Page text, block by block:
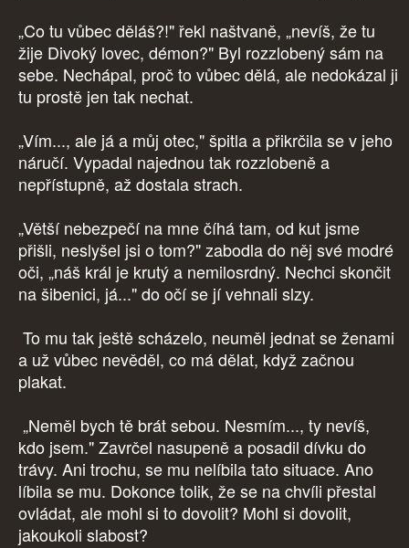
„Co tu vůbec děláš?!" řekl naštvaně, „nevíš, že tu
žije Divoký lovec, démon?" Byl rozzlobený sám na
sebe. Nechápal, proč to vůbec dělá, ale nedokázal ji
tu prostě jen tak nechat.
„Vím..., ale já a můj otec," špitla a přikrčila se v jeho
náručí. Vypadal najednou tak rozzlobeně a
nepřístupně, až dostala strach.
„Větší nebezpečí na mne číhá tam, od kut jsme
přišli, neslyšel jsi o tom?" zabodla do něj své modré
oči, „náš král je krutý a nemilosrdný. Nechci skončit
na šibenici, já..." do očí se jí vehnali slzy.
To mu tak ještě scházelo, neuměl jednat se ženami
a už vůbec nevěděl, co má dělat, když začnou
plakat.
„Neměl bych tě brát sebou. Nesmím..., ty nevíš,
kdo jsem." Zavrčel nasupeně a posadil dívku do
trávy. Ani trochu, se mu nelíbila tato situace. Ano
líbila se mu. Dokonce tolik, že se na chvíli přestal
ovládat, ale mohl si to dovolit? Mohl si dovolit,
jakoukoli slabost?